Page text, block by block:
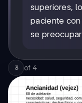
superiores,
paciente
se
3 of 4